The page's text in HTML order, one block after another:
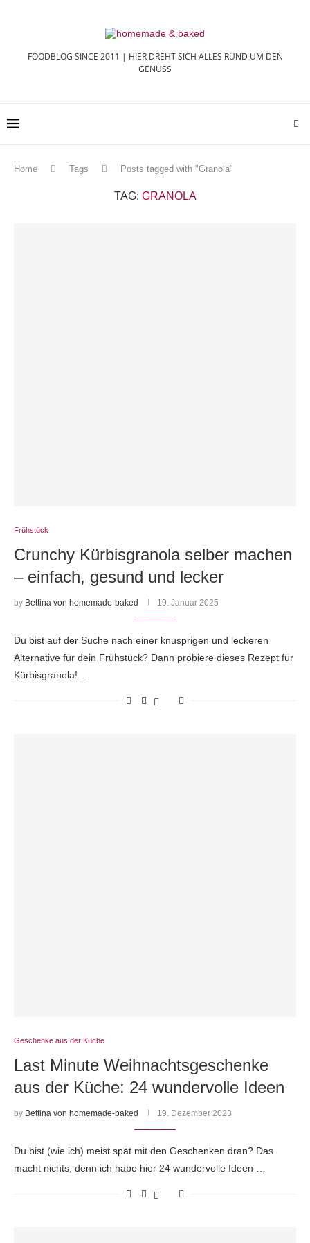
FOODBLOG SINCE 2011 | HIER DREHT SICH ALLES RUND UM DEN
GENUSS
Home Tags Posts tagged with "Granola"
TAG: GRANOLA
Frühstück
Crunchy Kürbisgranola selber machen
– einfach, gesund und lecker
by Bettina von homemade-baked 19. Januar 2025
Du bist auf der Suche nach einer knusprigen und leckeren
Alternative für dein Frühstück? Dann probiere dieses Rezept für
Kürbisgranola! …
Geschenke aus der Küche
Last Minute Weihnachtsgeschenke
aus der Küche: 24 wundervolle Ideen
by Bettina von homemade-baked 19. Dezember 2023
Du bist (wie ich) meist spät mit den Geschenken dran? Das
macht nichts, denn ich habe hier 24 wundervolle Ideen …